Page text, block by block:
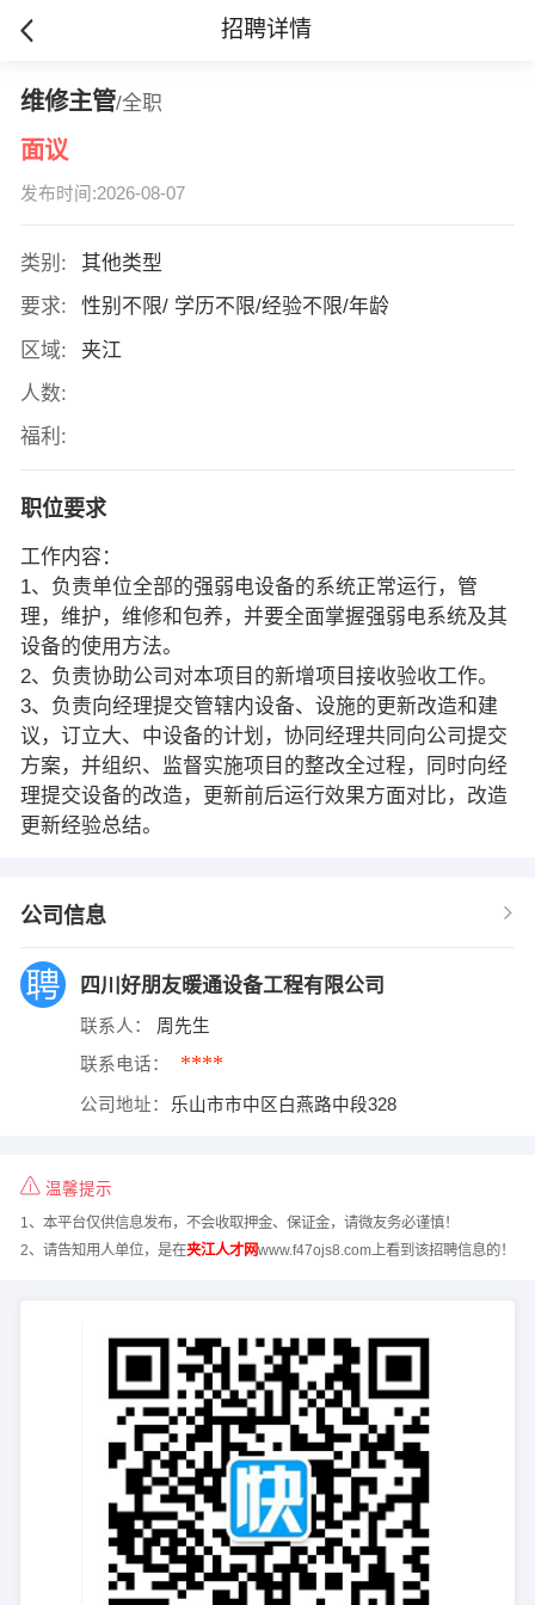
招聘详情
维修主管/全职
面议
发布时间:2026-08-07
类别:
其他类型
要求:
性别不限/ 学历不限/经验不限/年龄
区域:
夹江
人数:
福利:
职位要求
工作内容：
1、负责单位全部的强弱电设备的系统正常运行，管
理，维护，维修和包养，并要全面掌握强弱电系统及其
设备的使用方法。
2、负责协助公司对本项目的新增项目接收验收工作。
3、负责向经理提交管辖内设备、设施的更新改造和建
议，订立大、中设备的计划，协同经理共同向公司提交
方案，并组织、监督实施项目的整改全过程，同时向经
理提交设备的改造，更新前后运行效果方面对比，改造
更新经验总结。
公司信息
四川好朋友暖通设备工程有限公司
联系人： 周先生
联系电话： ****
公司地址： 乐山市市中区白燕路中段328
温馨提示
1、本平台仅供信息发布，不会收取押金、保证金，请微友务必谨慎！
2、请告知用人单位，是在夹江人才网www.f47ojs8.com上看到该招聘信息的！